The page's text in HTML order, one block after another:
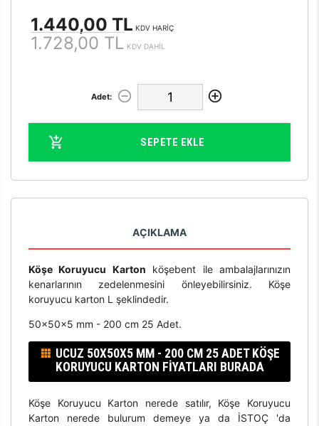
1.440,00 TL KDV HARİÇ
1.728,00 TL KDV DAHİL
Adet:
SEPETE EKLE
AÇIKLAMA
Köşe Koruyucu Karton köşebent ile ambalajlarınızın
kenarlarının zedelenmesini önleyebilirsiniz. Köşe
koruyucu karton L şeklindedir.
50x50x5 mm - 200 cm 25 Adet.
UCUZ 50X50X5 MM - 200 CM 25 ADET KÖŞE
KORUYUCU KARTON FIYATLARI BURADA
Köşe Koruyucu Karton nerede satılır, Köşe Koruyucu
Karton nerede bulurum demeye ya da İSTOÇ 'da